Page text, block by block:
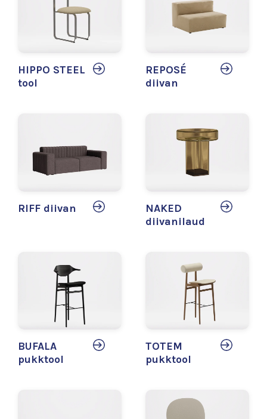
HIPPO STEEL
tool
REPOSÉ
diivan
RIFF diivan
NAKED
diivanilaud
BUFALA
pukktool
TOTEM
pukktool